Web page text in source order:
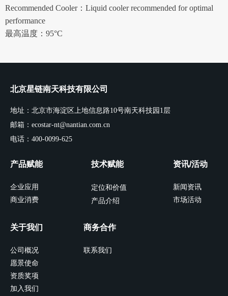
Recommended Cooler：Liquid cooler recommended for optimal
performance
最高温度：95°C
产品赋能
企业应用
商业消费
技术赋能
定位和价值
产品介绍
资讯/活动
新闻资讯
市场活动
关于我们
公司概况
愿景使命
资质奖项
加入我们
商务合作
联系我们
北京星链南天科技有限公司
地址：北京市海淀区上地信息路10号南天科技园1层
邮箱：ecostar-nt@nantian.com.cn
电话：400-0099-625